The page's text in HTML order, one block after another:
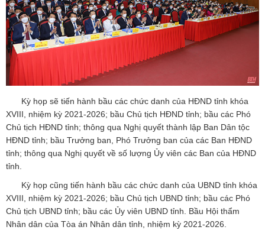
Kỳ họp sẽ tiến hành bầu các chức danh của HĐND tỉnh khóa
XVIII, nhiệm kỳ 2021-2026; bầu Chủ tịch HĐND tỉnh; bầu các Phó
Chủ tịch HĐND tỉnh; thông qua Nghị quyết thành lập Ban Dân tộc
HĐND tỉnh; bầu Trưởng ban, Phó Trưởng ban của các Ban HĐND
tỉnh; thông qua Nghị quyết về số lượng Ủy viên các Ban của HĐND
tỉnh.
Kỳ họp cũng tiến hành bầu các chức danh của UBND tỉnh khóa
XVIII, nhiệm kỳ 2021-2026; bầu Chủ tịch UBND tỉnh; bầu các Phó
Chủ tịch UBND tỉnh; bầu các Ủy viên UBND tỉnh. Bầu Hội thẩm
Nhân dân của Tòa án Nhân dân tỉnh, nhiệm kỳ 2021-2026.